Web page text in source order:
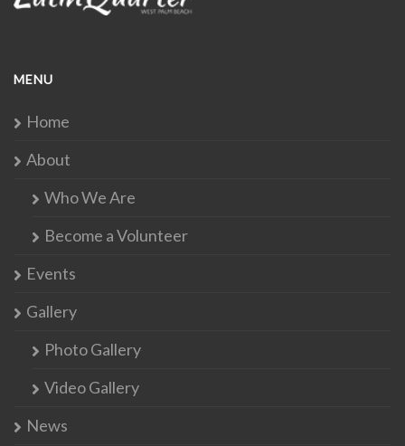
MENU
Home
About
Who We Are
Become a Volunteer
Events
Gallery
Photo Gallery
Video Gallery
News